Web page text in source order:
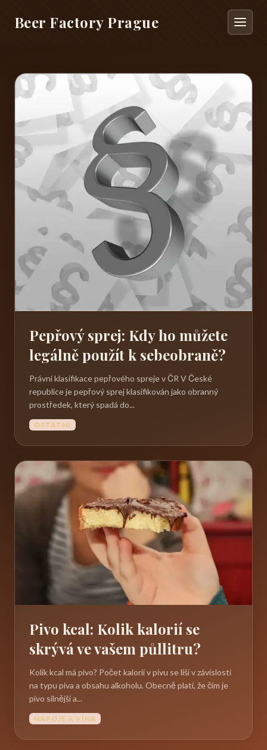
Beer Factory Prague
Pepřový sprej: Kdy ho můžete
legálně použít k sebeobraně?
Právní klasifikace pepřového spreje v ČR V České
republice je pepřový sprej klasifikován jako obranný
prostředek, který spadá do...
OSTATNÍ
Pivo kcal: Kolik kalorií se
skrývá ve vašem půllitru?
Kolik kcal má pivo? Počet kalorií v pivu se liší v závislosti
na typu piva a obsahu alkoholu. Obecně platí, že čím je
pivo silnější a...
NÁPOJE A VÍNA